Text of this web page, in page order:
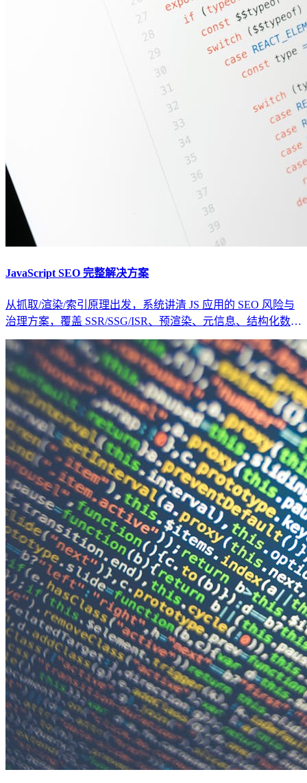
JavaScript SEO 完整解决方案
从抓取/渲染/索引原理出发，系统讲清 JS 应用的 SEO 风险与
治理方案，覆盖 SSR/SSG/ISR、预渲染、元信息、结构化数
据、站点地图与可观测性。